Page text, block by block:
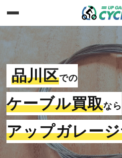
品川区での
ケーブル買取なら
アップガレー